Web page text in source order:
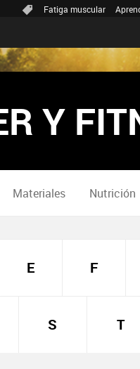
Fatiga muscular
Y
Materiales Nutrición
E F
S T